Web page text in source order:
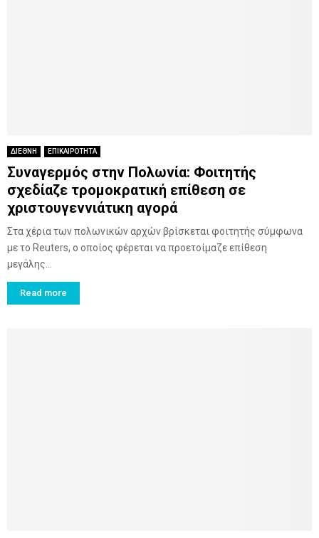
ΔΙΕΘΝΗ ΕΠΙΚΑΙΡΟΤΗΤΑ
Συναγερμός στην Πολωνία: Φοιτητής
σχεδίαζε τρομοκρατική επίθεση σε
χριστουγεννιάτικη αγορά
Στα χέρια των πολωνικών αρχών βρίσκεται φοιτητής σύμφωνα
με το Reuters, ο οποίος φέρεται να προετοίμαζε επίθεση
μεγάλης...
Read more